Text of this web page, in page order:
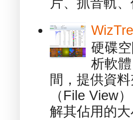
片、抓音軌
硬碟
析軟
間，提供資
（File View
解其佔用的